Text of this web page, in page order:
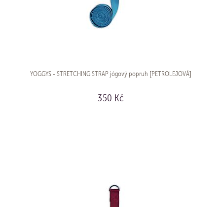
YOGGYS - STRETCHING STRAP jógový popruh [PETROLEJOVÁ]
350 Kč